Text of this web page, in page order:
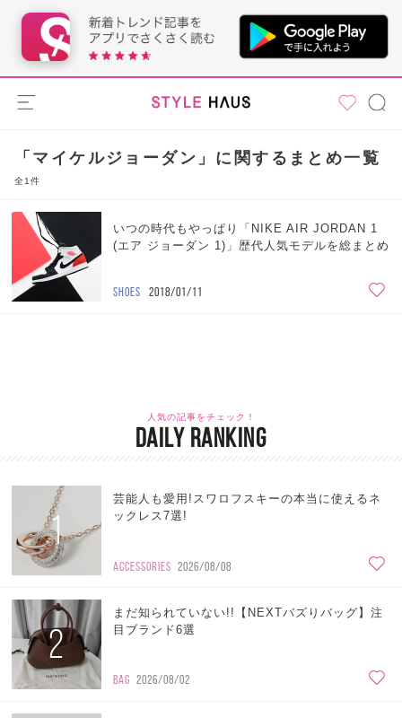
「マイケルジョーダン」に関するまとめ一覧
全1件
いつの時代もやっぱり「NIKE AIR JORDAN 1
(エア ジョーダン 1)」歴代人気モデルを総まとめ
SHOES 2018/01/11
人気の記事をチェック！
DAILY RANKING
1
芸能人も愛用!スワロフスキーの本当に使えるネ
ックレス7選!
ACCESSORIES 2026/08/08
2
まだ知られていない!!【NEXTバズりバッグ】注
目ブランド6選
BAG 2026/08/02